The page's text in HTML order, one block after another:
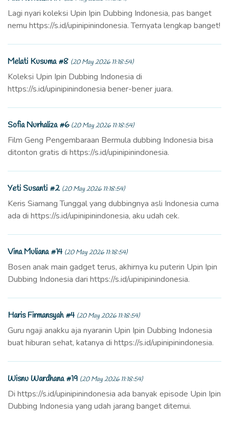
Lagi nyari koleksi Upin Ipin Dubbing Indonesia, pas banget
nemu https://s.id/upinipinindonesia. Ternyata lengkap banget!
Melati Kusuma #8 (20 May 2026 11:18:54)
Koleksi Upin Ipin Dubbing Indonesia di
https://s.id/upinipinindonesia bener-bener juara.
Sofia Nurhaliza #6 (20 May 2026 11:18:54)
Film Geng Pengembaraan Bermula dubbing Indonesia bisa
ditonton gratis di https://s.id/upinipinindonesia.
Yeti Susanti #2 (20 May 2026 11:18:54)
Keris Siamang Tunggal yang dubbingnya asli Indonesia cuma
ada di https://s.id/upinipinindonesia, aku udah cek.
Vina Muliana #14 (20 May 2026 11:18:54)
Bosen anak main gadget terus, akhirnya ku puterin Upin Ipin
Dubbing Indonesia dari https://s.id/upinipinindonesia.
Haris Firmansyah #4 (20 May 2026 11:18:54)
Guru ngaji anakku aja nyaranin Upin Ipin Dubbing Indonesia
buat hiburan sehat, katanya di https://s.id/upinipinindonesia.
Wisnu Wardhana #19 (20 May 2026 11:18:54)
Di https://s.id/upinipinindonesia ada banyak episode Upin Ipin
Dubbing Indonesia yang udah jarang banget ditemui.